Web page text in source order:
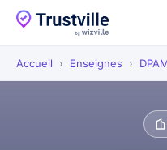
Accueil › Enseignes ›